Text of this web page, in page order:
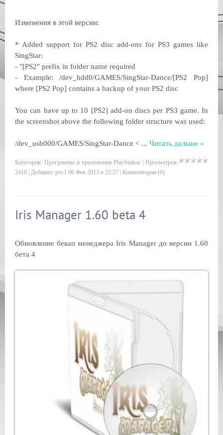
Изменения в этой версии:
* Added support for PS2 disc add-ons for PS3 games like
SingStar:
- "[PS2" prefix in folder name required
- Example: /dev_hdd0/GAMES/SingStar-Dance/[PS2 Pop]
where [PS2 Pop] contains a backup of your PS2 disc
You can have up to 10 [PS2] add-on discs per PS3 game. In
the screenshot above the following folder structure was used:
/dev_usb000/GAMES/SingStar-Dance < ... Читать дальше »
Категория: Программы и приложения PlayStation | Просмотров:
2410 | Добавил: pvc1 06 Фев 2013 в 22:27 | Комментарии (0)
Iris Manager 1.60 beta 4
Обновление бекап менеджера Iris Manager до версии 1.60
бета 4